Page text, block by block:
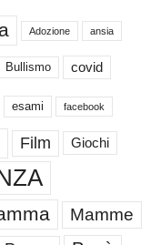
Adozione ansia
Bullismo covid
esami facebook
Film Giochi
Mamme